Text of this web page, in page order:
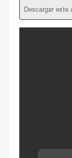
Descargar este